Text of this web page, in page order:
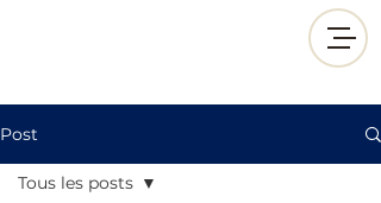
Post
Tous les posts